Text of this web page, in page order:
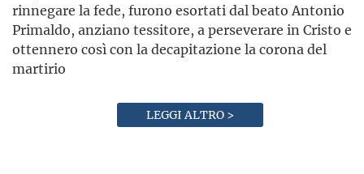
rinnegare la fede, furono esortati dal beato Antonio
Primaldo, anziano tessitore, a perseverare in Cristo e
ottennero così con la decapitazione la corona del
martirio
LEGGI ALTRO >